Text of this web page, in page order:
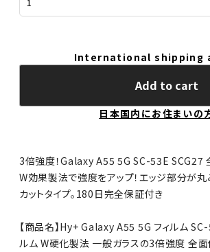
International shipping
Add to cart
日本国内にお住まいの
3倍強度！Galaxy A55 5G SC-53E SCG27
W効果製法で強度をアップ！エッジ部分が
カットタイプ。180日完全保証付き
【商品名】Hy+ Galaxy A55 5G フィルム
ルム W硬化製法 一般ガラスの3倍強度 全